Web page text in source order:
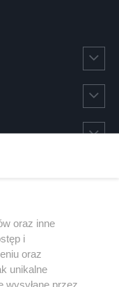
oraz inne
i
oraz
unikalne
wysyłane przez